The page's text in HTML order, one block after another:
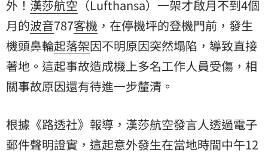
外！ 漢莎航空 （Lufthansa）一架才啟月不到4個
月的波音787客機 ，在停機坪的登機門前，發生
機頭鼻輪起落架因不明原因突然塌陷，導致直接
著地。這起事故造成機上多名工作人員受傷，相
關事故原因還有待進一步釐清。
根據《路透社》報導，漢莎航空發言人透過電子
郵件聲明證實，這起意外發生在當地時間中午12